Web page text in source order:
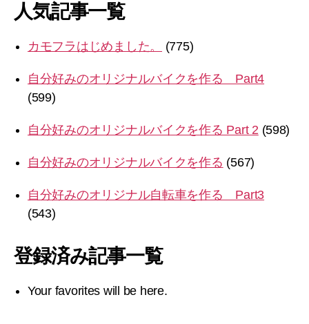
人気記事一覧
カモフラはじめました。 (775)
自分好みのオリジナルバイクを作る Part4
(599)
自分好みのオリジナルバイクを作る Part 2(598)
自分好みのオリジナルバイクを作る (567)
自分好みのオリジナル自転車を作る Part3
(543)
登録済み記事一覧
Your favorites will be here.